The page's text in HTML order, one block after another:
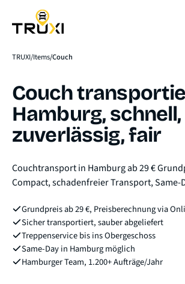
TRUXI Items Couch
Couch
Hamburg, schnell,
zuverlässig, fair
Couchtransport in Hamburg ab 29 €
Compact, schadenfreier Transport, Same-
Grundpreis ab 29 €, Preisberechnung via
Sicher transportiert, sauber abgeliefert
Treppenservice bis ins Obergeschoss
Same-Day in Hamburg möglich
Hamburger Team, 1.200+ Aufträge/Jahr